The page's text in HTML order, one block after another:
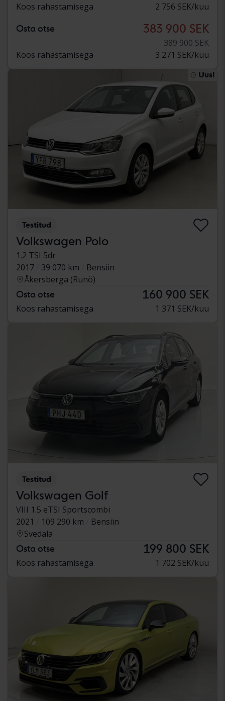
Koos rahastamisega 2 756 SEK/kuu
Osta otse 383 900 SEK
389 900 SEK
Koos rahastamisega
3 271 SEK/kuu
Uus!
Testitud
Volkswagen Polo
1.2 TSI 5dr
2017
39 070 km
Bensiin
Åkersberga (Runö)
Osta otse 160 900 SEK
Koos rahastamisega 1 371 SEK/kuu
Testitud
Volkswagen Golf
VIII 1.5 eTSI Sportscombi
2021
109 290 km
Bensiin
Svedala
Osta otse 199 800 SEK
Koos rahastamisega 1 702 SEK/kuu